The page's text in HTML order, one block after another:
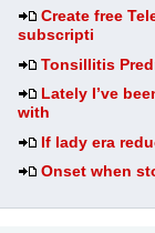
Create free
subscripti
Tonsillitis
Lately I’ve
with
If lady era
Onset when